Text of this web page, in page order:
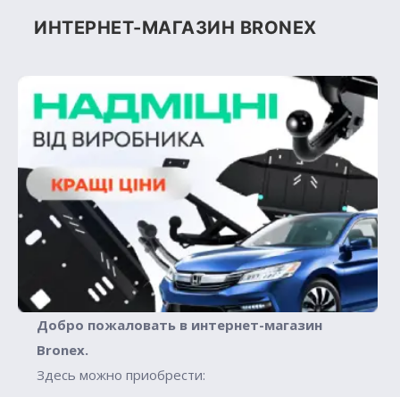
ИНТЕРНЕТ-МАГАЗИН BRONEX
Добро пожаловать в интернет-магазин
Вronex.
Здесь можно приобрести: